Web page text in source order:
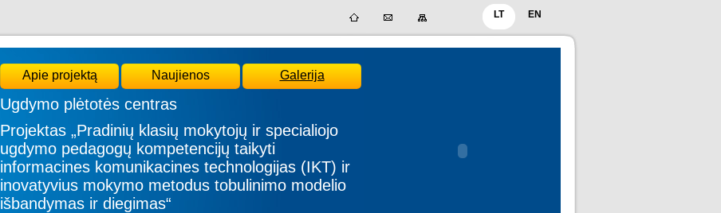
LT EN
Apie projektą Naujienos Galerija
Ugdymo plėtotės centras
Projektas „Pradinių klasių mokytojų ir specialiojo
ugdymo pedagogų kompetencijų taikyti
informacines komunikacines technologijas (IKT) ir
inovatyvius mokymo metodus tobulinimo modelio
išbandymas ir diegimas“